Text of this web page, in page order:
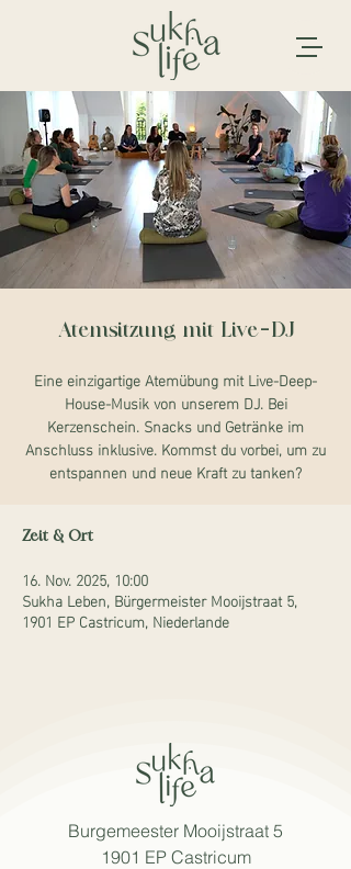
Atemsitzung mit Live-DJ
Eine einzigartige Atemübung mit Live-Deep-
House-Musik von unserem DJ. Bei
Kerzenschein. Snacks und Getränke im
Anschluss inklusive. Kommst du vorbei, um zu
entspannen und neue Kraft zu tanken?
Zeit & Ort
16. Nov. 2025, 10:00
Sukha Leben, Bürgermeister Mooijstraat 5,
1901 EP Castricum, Niederlande
Burgemeester Mooijstraat 5
1901 EP Castricum